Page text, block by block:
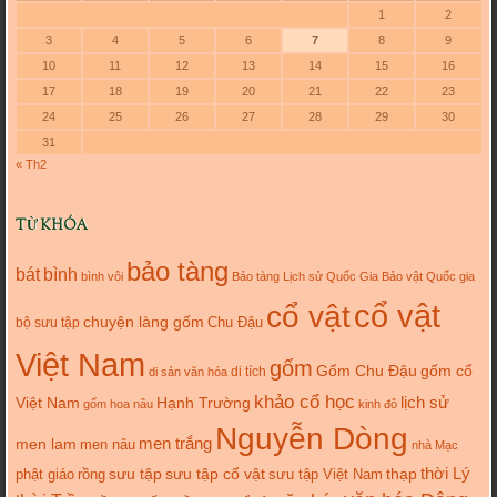
1
2
3
4 5 6 7 8
9
10
11 12 13 14 15
16
17
18 19 20 21 22
23
24
25 26 27 28 29
30
31
« Th2
TỪ KHÓA
bát bình bình vôi bảo tàng Bảo tàng Lịch sử Quốc Gia Bảo vật Quốc gia
bộ sưu tập chuyện làng gốm Chu Đậu cổ vậtcổ vật
Việt Nam di sản văn hóa di tích gốm Gốm Chu Đậu gốm cổ
Việt Nam gốm hoa nâu Hạnh Trường khảo cổ học kinh đô lịch sử
men lam men nâu men trắng Nguyễn Dòng nhà Mạc
phật giáo rồng sưu tập sưu tập cổ vật sưu tập Việt Nam thạp thời Lý